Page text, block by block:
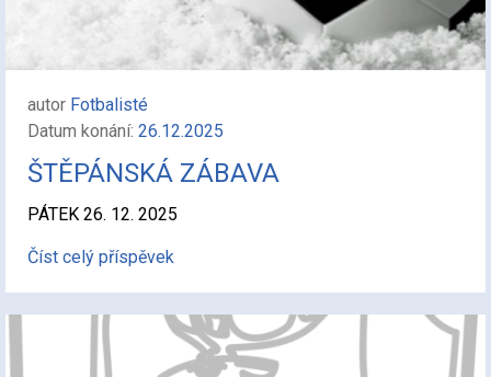
autor Fotbalisté
Datum konání: 26.12.2025
ŠTĚPÁNSKÁ ZÁBAVA
PÁTEK 26. 12. 2025
Číst celý příspěvek